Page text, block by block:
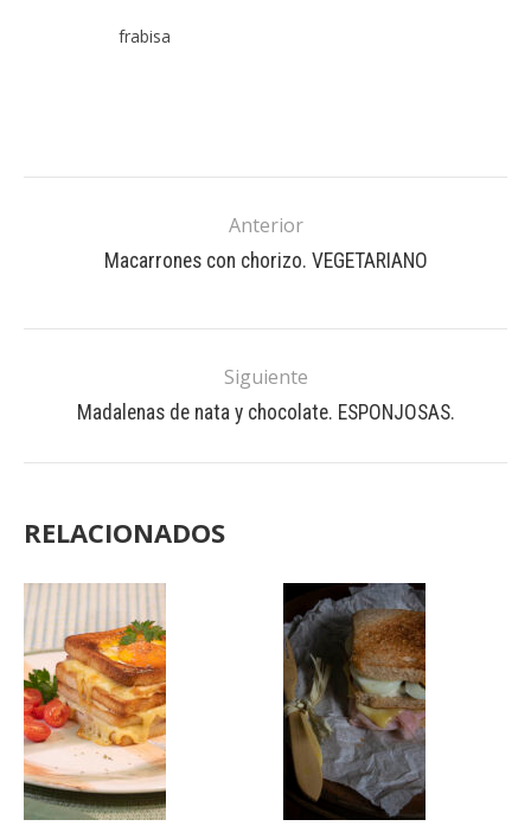
frabisa
Anterior
Macarrones con chorizo. VEGETARIANO
Siguiente
Madalenas de nata y chocolate. ESPONJOSAS.
RELACIONADOS